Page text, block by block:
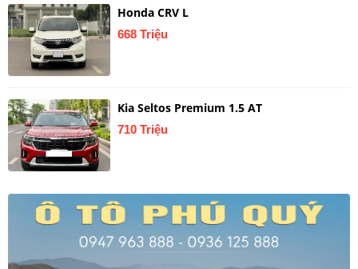
Honda CRV L
668 Triệu
Kia Seltos Premium 1.5 AT
710 Triệu